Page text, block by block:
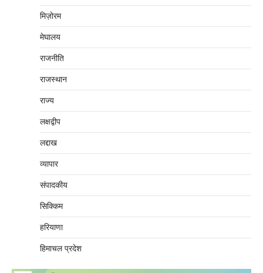
मिज़ोरम
मेघालय
राजनीति
राजस्थान
राज्य
लक्षद्वीप
लद्दाख
व्यापार
संपादकीय
सिक्किम
हरियाणा
हिमाचल प्रदेश